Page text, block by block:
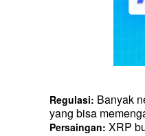
Regulasi: Banyak
yang bisa
Persaingan: XRP